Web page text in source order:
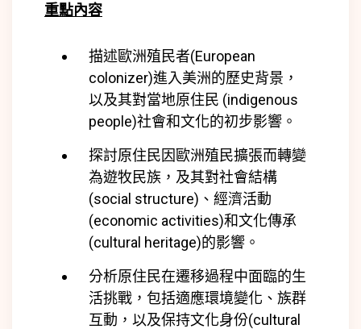
重點內容
描述歐洲殖民者(European
colonizer)進入美洲的歷史背景，
以及其對當地原住民 (indigenous
people)社會和文化的初步影響。
探討原住民因歐洲殖民擴張而轉變
為遊牧民族，及其對社會結構
(social structure) 、經濟活動
(economic activities)和文化傳承
(cultural heritage)的影響。
分析原住民在遷移過程中面臨的生
活挑戰，包括適應環境變化、族群
互動，以及保持文化身份(cultural